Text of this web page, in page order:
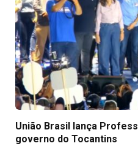
União Brasil lança
governo do Tocantins